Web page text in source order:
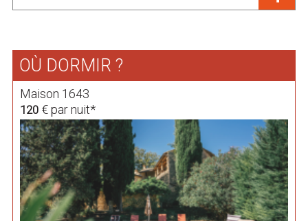
OÙ DORMIR ?
Maison 1643
120€ par nuit*